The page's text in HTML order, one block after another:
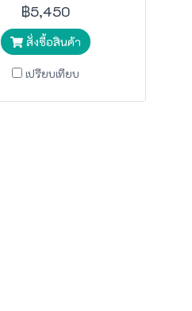
฿5,450
สั่งซื้อสินค้า
เปรียบเทียบ